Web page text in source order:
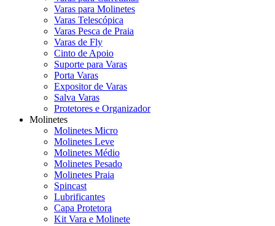
Varas para Molinetes
Varas Telescópica
Varas Pesca de Praia
Varas de Fly
Cinto de Apoio
Suporte para Varas
Porta Varas
Expositor de Varas
Salva Varas
Protetores e Organizador
Molinetes
Molinetes Micro
Molinetes Leve
Molinetes Médio
Molinetes Pesado
Molinetes Praia
Spincast
Lubrificantes
Capa Protetora
Kit Vara e Molinete